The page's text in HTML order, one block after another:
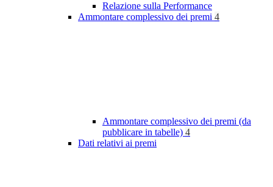
Relazione sulla Performance
Ammontare complessivo dei premi 4
Ammontare complessivo dei premi (da
pubblicare in tabelle) 4
Dati relativi ai premi